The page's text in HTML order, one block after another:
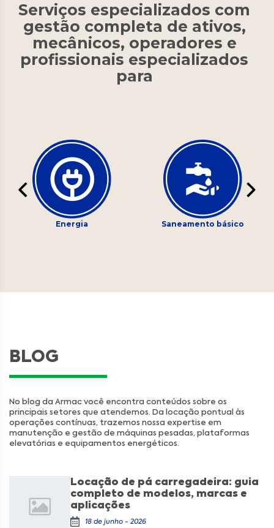
Serviços especializados com
gestão completa de ativos,
mecânicos, operadores e
profissionais especializados
para
Energia Saneamento básico
BLOG
No blog da Armac você encontra conteúdos sobre os
principais setores que atendemos. Da locação pontual às
operações contínuas, trazemos nossa expertise em
manutenção e gestão de máquinas pesadas, plataformas
elevatórias e equipamentos energéticos.
Locação de pá carregadeira: guia
completo de modelos, marcas e
aplicações
18 de junho - 2026